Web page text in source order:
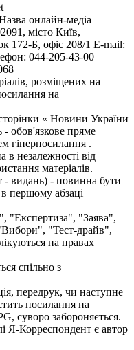
онлайн-медіа –
місто Київ,
Б, офіс 208/1 E-mail:
044-205-43-00
розміщених на
на
« Новини України
- обов'язкове пряме
гіперпосилання .
в незалежності від
матеріалів.
- видань) - повинна бути
першому абзаці
"Експертиза", "Заява",
"Тест-драйв",
на правах
спільно з
передрук, чи наступне
посилання на
суворо забороняється.
Я-Корреспондент є автор